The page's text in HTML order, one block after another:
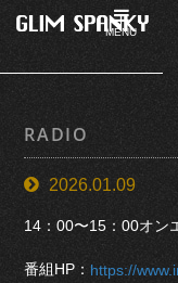
MENU
RADIO
2026.01.09
14：00〜15：00オン
番組HP： https://